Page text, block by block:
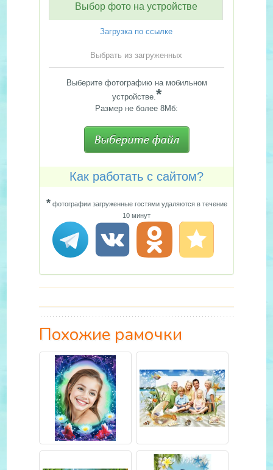
Выбор фото на устройстве
Загрузка по ссылке
Выбрать из загруженных
Выберите фотографию на мобильном
устройстве.*
Размер не более 8Мб:
Как работать с сайтом?
*фотографии загруженные гостями удаляются в течение
10 минут
Похожие рамочки